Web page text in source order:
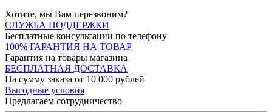
Хотите, мы Вам перезвоним?
СЛУЖБА ПОДДЕРЖКИ
Бесплатные консультации по телефону
100% ГАРАНТИЯ НА ТОВАР
Гарантия на товары магазина
БЕСПЛАТНАЯ ДОСТАВКА
На сумму заказа от 10 000 рублей
Выгодные условия
Предлагаем сотрудничество